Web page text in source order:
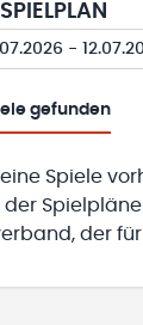
-
gefunden
Spiele
der
der